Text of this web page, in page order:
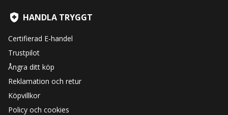
HANDLA TRYGGT
Certifierad E-handel
Trustpilot
Ångra ditt köp
Reklamation och retur
Köpvillkor
Policy och cookies